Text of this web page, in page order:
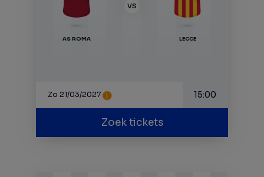
AS ROMA LECCE
VS
Zo 21/03/2027 15:00
Zoek tickets